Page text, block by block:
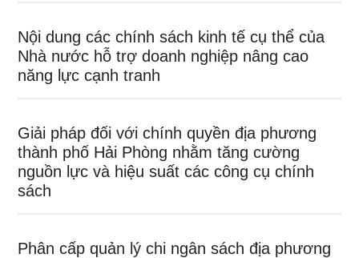
Nội dung các chính sách kinh tế cụ thể của
Nhà nước hỗ trợ doanh nghiệp nâng cao
năng lực cạnh tranh
Giải pháp đối với chính quyền địa phương
thành phố Hải Phòng nhằm tăng cường
nguồn lực và hiệu suất các công cụ chính
sách
Phân cấp quản lý chi ngân sách địa phương